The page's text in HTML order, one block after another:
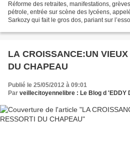
Réforme des retraites, manifestations,
pétrole, entrée sur scène des lycéens,
Sarkozy qui fait le gros dos, pariant sur
LA CROISSANCE:UN
DU CHAPEAU
Publié le 25/05/2012 à 09:01
Par veillecitoyennelibre : Le Blog d 'EDDY